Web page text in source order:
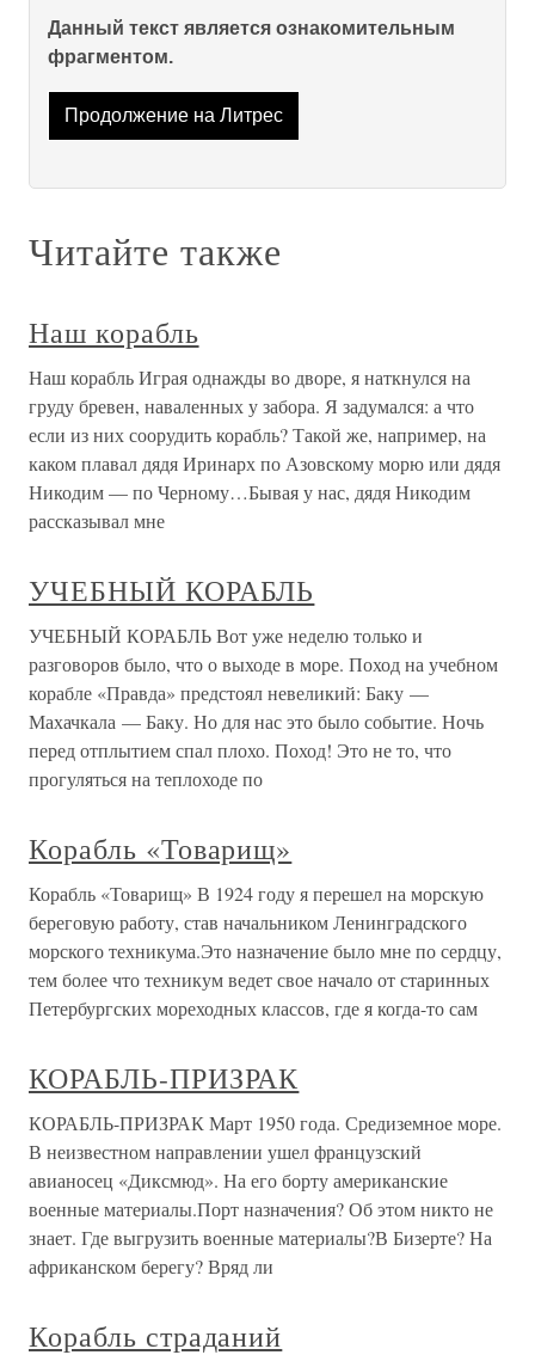
Данный текст является ознакомительным
фрагментом.
Продолжение на Литрес
Читайте также
Наш корабль
Наш корабль Играя однажды во дворе, я наткнулся на
груду бревен, наваленных у забора. Я задумался: а что
если из них соорудить корабль? Такой же, например, на
каком плавал дядя Иринарх по Азовскому морю или дядя
Никодим — по Черному…Бывая у нас, дядя Никодим
рассказывал мне
УЧЕБНЫЙ КОРАБЛЬ
УЧЕБНЫЙ КОРАБЛЬ Вот уже неделю только и
разговоров было, что о выходе в море. Поход на учебном
корабле «Правда» предстоял невеликий: Баку —
Махачкала — Баку. Но для нас это было событие. Ночь
перед отплытием спал плохо. Поход! Это не то, что
прогуляться на теплоходе по
Корабль «Товарищ»
Корабль «Товарищ» В 1924 году я перешел на морскую
береговую работу, став начальником Ленинградского
морского техникума.Это назначение было мне по сердцу,
тем более что техникум ведет свое начало от старинных
Петербургских мореходных классов, где я когда-то сам
КОРАБЛЬ-ПРИЗРАК
КОРАБЛЬ-ПРИЗРАК Март 1950 года. Средиземное море.
В неизвестном направлении ушел французский
авианосец «Диксмюд». На его борту американские
военные материалы.Порт назначения? Об этом никто не
знает. Где выгрузить военные материалы?В Бизерте? На
африканском берегу? Вряд ли
Корабль страданий